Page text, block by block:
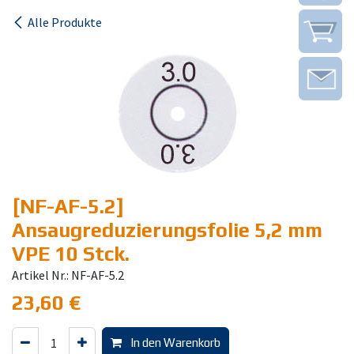
Alle Produkte
[NF-AF-5.2]
Ansaugreduzierungsfolie 5,2 mm
VPE 10 Stck.
Artikel Nr.: NF-AF-5.2
23,60 €
In den Warenkorb